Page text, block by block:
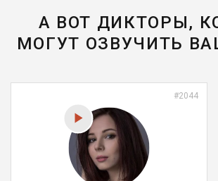
А ВОТ ДИКТОРЫ,
МОГУТ ОЗВУЧИТЬ
#2044